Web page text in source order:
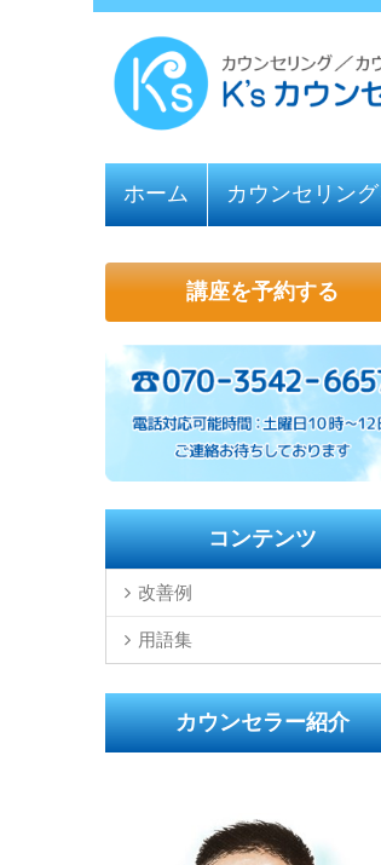
ホーム カウンセリン
講座を予約する
コンテンツ
改善例
用語集
カウンセラー紹介